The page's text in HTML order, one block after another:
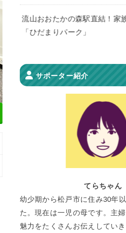
流山おおたかの森駅直結！家
「ひだまりパーク」
サポーター紹介
てらちゃん
幼少期から松戸市に住み30年
た。現在は一児の母です。主
魅力をたくさんお伝えしていき